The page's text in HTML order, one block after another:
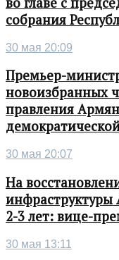
собрания
30 мая 20:09
Премьер-
новоизбранных
правления
30 мая 20:07
На
инфраструктуры
2-3 лет: вице-
30 мая 13:11